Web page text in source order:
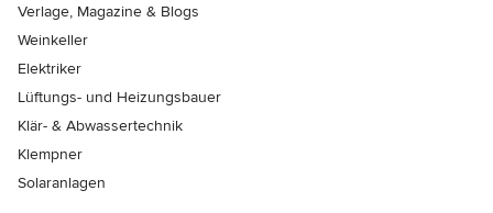
Verlage, Magazine & Blogs
Weinkeller
Elektriker
Lüftungs- und Heizungsbauer
Klär- & Abwassertechnik
Klempner
Solaranlagen